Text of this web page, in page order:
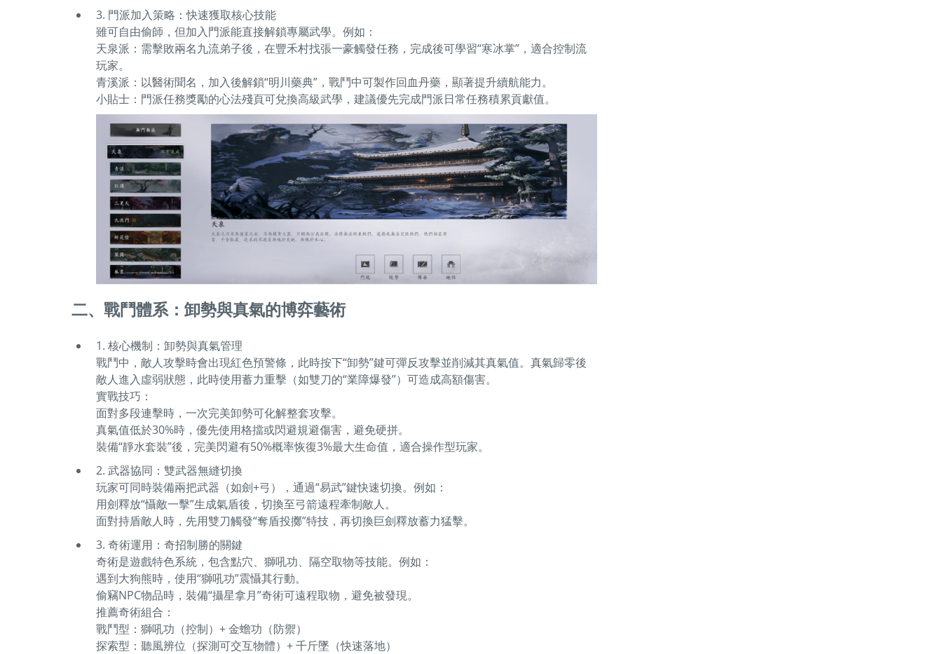
3. 門派加入策略：快速獲取核心技能
雖可自由偷師，但加入門派能直接解鎖專屬武學。例如：
天泉派：需擊敗兩名九流弟子後，在豐禾村找張一豪觸發任務，完成後可學習“寒冰掌”，適合控制流
玩家。
青溪派：以醫術聞名，加入後解鎖“明川藥典”，戰鬥中可製作回血丹藥，顯著提升續航能力。
小貼士：門派任務獎勵的心法殘頁可兌換高級武學，建議優先完成門派日常任務積累貢獻值。
二、戰鬥體系：卸勢與真氣的博弈藝術
1. 核心機制：卸勢與真氣管理
戰鬥中，敵人攻擊時會出現紅色預警條，此時按下“卸勢”鍵可彈反攻擊並削減其真氣值。真氣歸零後
敵人進入虛弱狀態，此時使用蓄力重擊（如雙刀的“業障爆發”）可造成高額傷害。
實戰技巧：
面對多段連擊時，一次完美卸勢可化解整套攻擊。
真氣值低於30%時，優先使用格擋或閃避規避傷害，避免硬拼。
裝備“靜水套裝”後，完美閃避有50%概率恢復3%最大生命值，適合操作型玩家。
2. 武器協同：雙武器無縫切換
玩家可同時裝備兩把武器（如劍+弓），通過“易武”鍵快速切換。例如：
用劍釋放“懾敵一擊”生成氣盾後，切換至弓箭遠程牽制敵人。
面對持盾敵人時，先用雙刀觸發“奪盾投擲”特技，再切換巨劍釋放蓄力猛擊。
3. 奇術運用：奇招制勝的關鍵
奇術是遊戲特色系統，包含點穴、獅吼功、隔空取物等技能。例如：
遇到大狗熊時，使用“獅吼功”震懾其行動。
偷竊NPC物品時，裝備“攝星拿月”奇術可遠程取物，避免被發現。
推薦奇術組合：
戰鬥型：獅吼功（控制）+ 金蟾功（防禦）
探索型：聽風辨位（探測可交互物體）+ 千斤墜（快速落地）